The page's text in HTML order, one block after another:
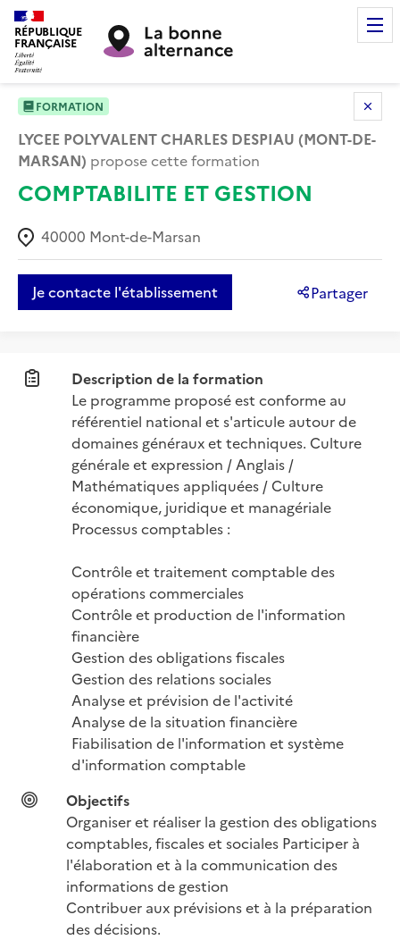
RÉPUBLIQUE
FRANÇAISE
FORMATION
LYCEE POLYVALENT CHARLES DESPIAU (MONT-DE-
MARSAN) propose cette formation
COMPTABILITE ET GESTION
40000 Mont-de-Marsan
Je contacte l'établissement Partager
Description de la formation
Le programme proposé est conforme au
référentiel national et s'articule autour de
domaines généraux et techniques. Culture
générale et expression / Anglais /
Mathématiques appliquées / Culture
économique, juridique et managériale
Processus comptables :
Contrôle et traitement comptable des
opérations commerciales
Contrôle et production de l'information
financière
Gestion des obligations fiscales
Gestion des relations sociales
Analyse et prévision de l'activité
Analyse de la situation financière
Fiabilisation de l'information et système
d'information comptable
Objectifs
Organiser et réaliser la gestion des obligations
comptables, fiscales et sociales Participer à
l'élaboration et à la communication des
informations de gestion
Contribuer aux prévisions et à la préparation
des décisions.